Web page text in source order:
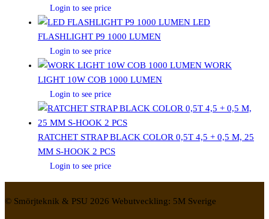
Login to see price
LED
FLASHLIGHT P9 1000 LUMEN
Login to see price
WORK
LIGHT 10W COB 1000 LUMEN
Login to see price
RATCHET STRAP BLACK COLOR 0,5T 4,5 + 0,5 M, 25
MM S-HOOK 2 PCS
Login to see price
© Smörjteknik & PSU 2026 Webutveckling: 5M Sverige